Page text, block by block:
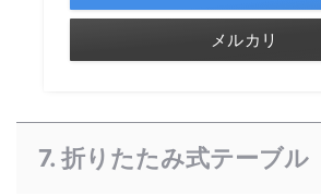
メルカリ
7. 折りたたみ式テーブル